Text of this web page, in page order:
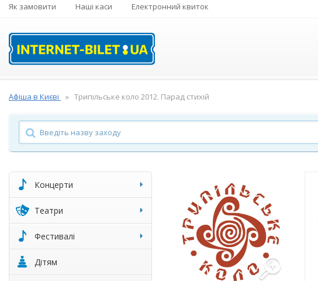
Як замовити Наші каси Електронний квиток
Афіша в Києві Трипільське коло 2012. Парад стихій
Концерти
Театри
Фестивалі
Дітям